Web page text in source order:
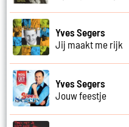
Yves Segers
Jij maakt me rijk
Yves Segers
Jouw feestje